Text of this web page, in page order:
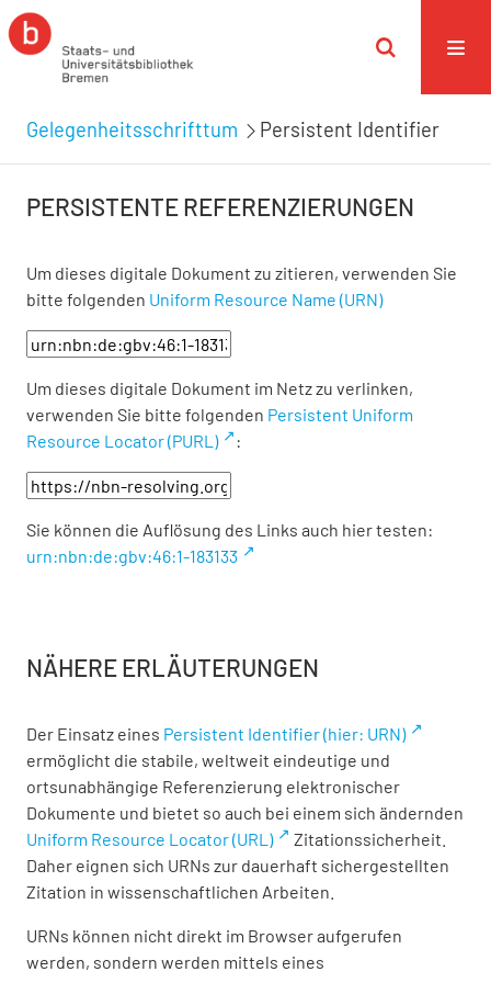
Gelegenheitsschrifttum Persistent Identifier
PERSISTENTE REFERENZIERUNGEN
Um dieses digitale Dokument zu zitieren, verwenden Sie
bitte folgenden Uniform Resource Name (URN)
Um dieses digitale Dokument im Netz zu verlinken,
verwenden Sie bitte folgenden Persistent Uniform
Resource Locator (PURL)
:
Sie können die Auflösung des Links auch hier testen:
urn:nbn:de:gbv:46:1-183133
NÄHERE ERLÄUTERUNGEN
Der Einsatz eines Persistent Identifier (hier: URN)
ermöglicht die stabile, weltweit eindeutige und
ortsunabhängige Referenzierung elektronischer
Dokumente und bietet so auch bei einem sich ändernden
Uniform Resource Locator (URL)
Zitationssicherheit.
Daher eignen sich URNs zur dauerhaft sichergestellten
Zitation in wissenschaftlichen Arbeiten.
URNs können nicht direkt im Browser aufgerufen
werden, sondern werden mittels eines